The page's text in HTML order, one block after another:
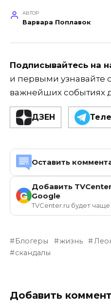
АВТОР
Варвара Поплавок
Подписывайтесь на
и первыми узнавайте
важнейших событиях
ДЗЕН
Оставить
G
Добавить
Google
TVCenter.ru будет чаще
Блогеры жизнь
скандалы
Добавить